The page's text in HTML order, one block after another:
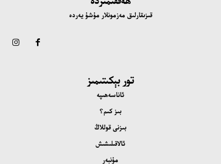
قىزىقارلىق مەزمونلار مۇشۇ يەردە
تور بېكىتىمىز
ئاناسەھىپە
بىز كىم؟
بىزنى قوللاڭ
ئالاقىلىشىش
مۇنبەر